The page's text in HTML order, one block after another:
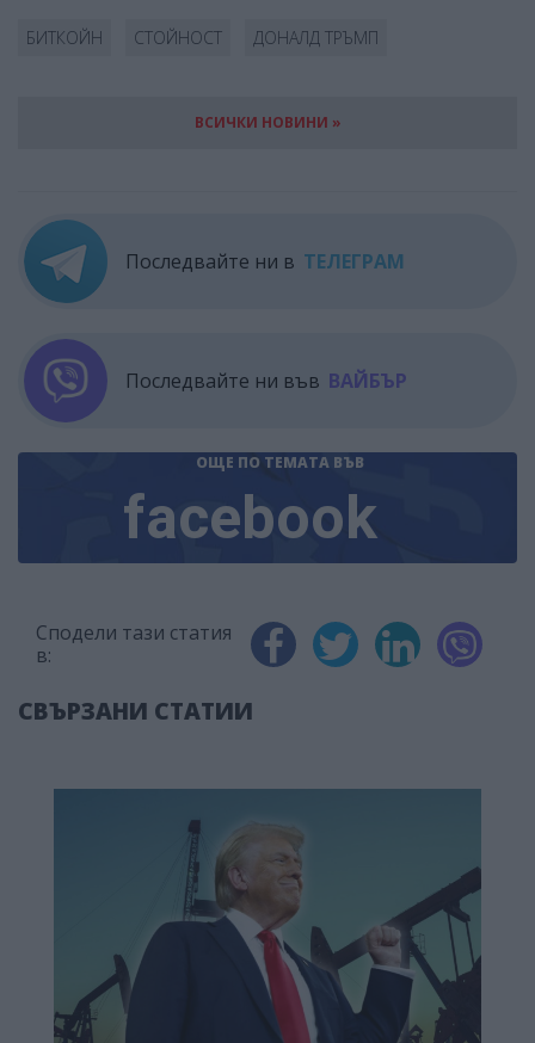
БИТКОЙН СТОЙНОСТ ДОНАЛД ТРЪМП
ВСИЧКИ НОВИНИ »
Последвайте ни в ТЕЛЕГРАМ
Последвайте ни във ВАЙБЪР
ОЩЕ ПО ТЕМАТА ВЪВ
facebook
Сподели тази статия
в:
СВЪРЗАНИ СТАТИИ